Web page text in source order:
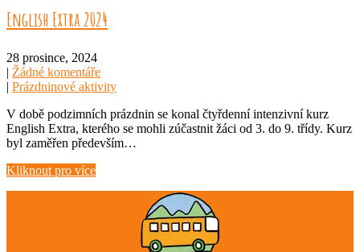
English Extra 2024
28 prosince, 2024
| Žádné komentáře
| Prázdninové aktivity
V době podzimních prázdnin se konal čtyřdenní intenzivní kurz
English Extra, kterého se mohli zúčastnit žáci od 3. do 9. třídy. Kurz
byl zaměřen především…
Kliknout pro více